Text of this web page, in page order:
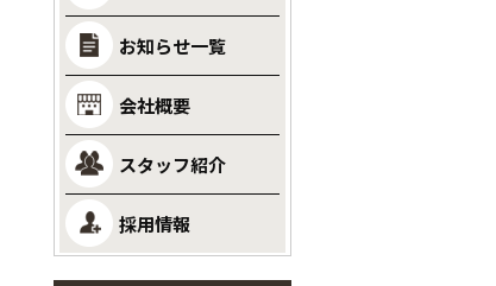
お知らせ一覧
会社概要
スタッフ紹介
採用情報